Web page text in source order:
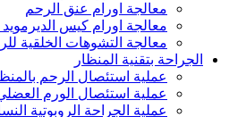
معالجة اورام عنق الرحم
معالجة اورام كيس
معالجة التشوهات الخلقية
الجراحة بتقنية المنظار
عملية استئصال الرحم
عملية استئصال الورم العضلي
عملية الجراحة الروبوتية